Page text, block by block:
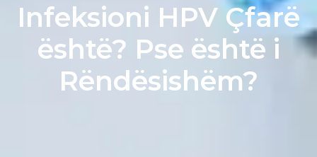
Infeksioni HPV Çfarë
është? Pse është i
Rëndësishëm?